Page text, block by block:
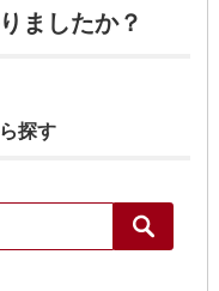
ましたか？
探す